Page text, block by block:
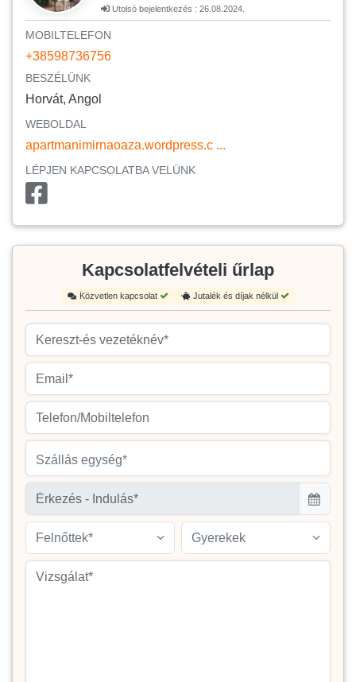
Utolsó bejelentkezés : 26.08.2024.
MOBILTELEFON
+38598736756
BESZÉLÜNK
Horvát, Angol
WEBOLDAL
apartmanimirnaoaza.wordpress.c ...
LÉPJEN KAPCSOLATBA VELÜNK
Kapcsolatfelvételi űrlap
Közvetlen kapcsolat Jutalék és díjak nélkül
Szállás egység*
Felnőttek* Gyerekek